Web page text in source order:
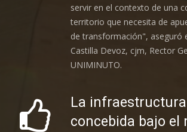
servir en el contexto de una
territorio que necesita de
de transformación", aseguró
Castilla Devoz, cjm, Rector
UNIMINUTO.
La
concebida bajo el